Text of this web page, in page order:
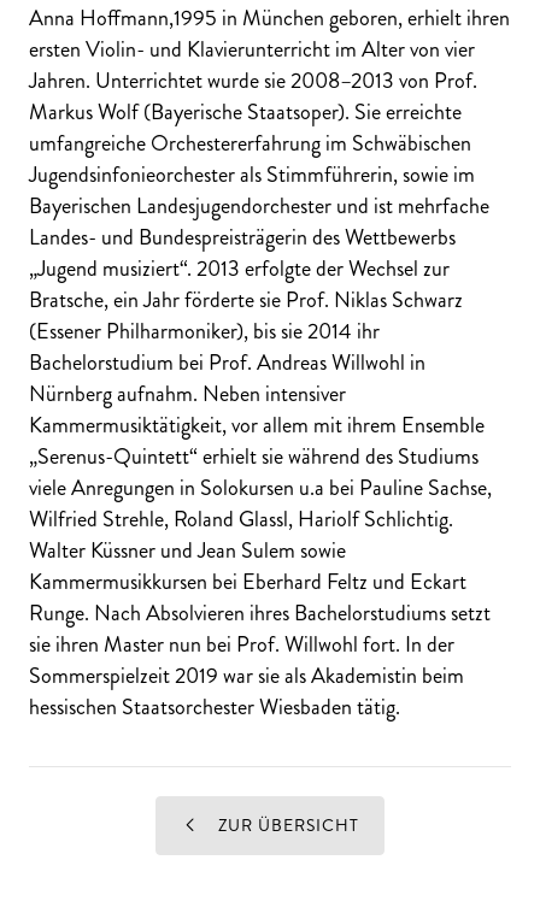
Anna Hoffmann,1995 in München geboren, erhielt ihren
ersten Violin- und Klavierunterricht im Alter von vier
Jahren. Unterrichtet wurde sie 2008–2013 von Prof.
Markus Wolf (Bayerische Staatsoper). Sie erreichte
umfangreiche Orchestererfahrung im Schwäbischen
Jugendsinfonieorchester als Stimmführerin, sowie im
Bayerischen Landesjugendorchester und ist mehrfache
Landes- und Bundespreisträgerin des Wettbewerbs
„Jugend musiziert“. 2013 erfolgte der Wechsel zur
Bratsche, ein Jahr förderte sie Prof. Niklas Schwarz
(Essener Philharmoniker), bis sie 2014 ihr
Bachelorstudium bei Prof. Andreas Willwohl in
Nürnberg aufnahm. Neben intensiver
Kammermusiktätigkeit, vor allem mit ihrem Ensemble
„Serenus-Quintett“ erhielt sie während des Studiums
viele Anregungen in Solokursen u.a bei Pauline Sachse,
Wilfried Strehle, Roland Glassl, Hariolf Schlichtig.
Walter Küssner und Jean Sulem sowie
Kammermusikkursen bei Eberhard Feltz und Eckart
Runge. Nach Absolvieren ihres Bachelorstudiums setzt
sie ihren Master nun bei Prof. Willwohl fort. In der
Sommerspielzeit 2019 war sie als Akademistin beim
hessischen Staatsorchester Wiesbaden tätig.
ZUR ÜBERSICHT